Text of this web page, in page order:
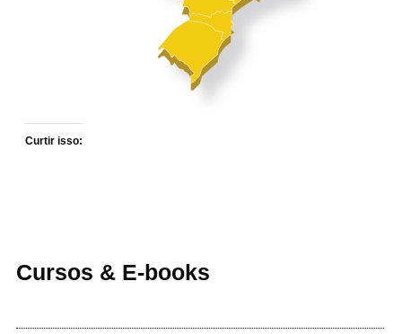
Curtir isso:
Cursos & E-books